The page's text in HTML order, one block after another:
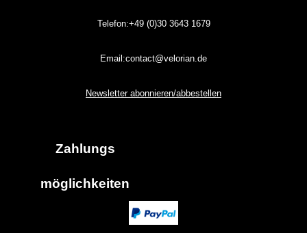
Telefon:+49 (0)3036431679
Email:contact@velorian.de
Newsletter abonnieren/abbestellen
Zahlungs
möglichkeiten